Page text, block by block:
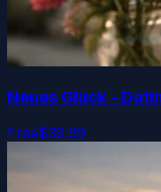
Neues Glück -
Free$39.99